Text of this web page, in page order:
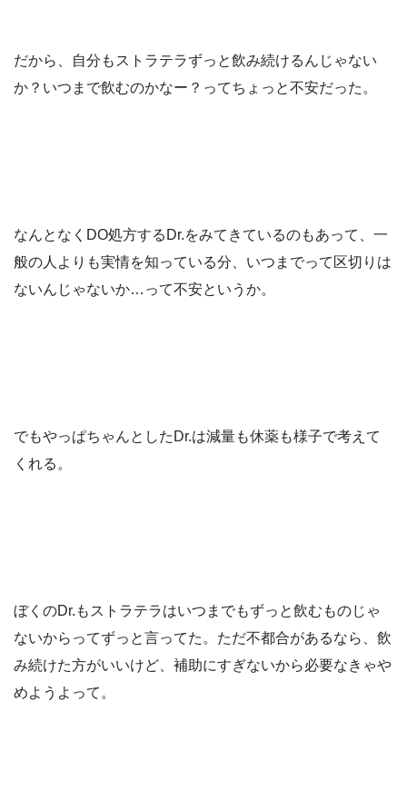
だから、自分もストラテラずっと飲み続けるんじゃない
か？いつまで飲むのかなー？ってちょっと不安だった。
なんとなくDO処方するDr.をみてきているのもあって、一
般の人よりも実情を知っている分、いつまでって区切りは
ないんじゃないか…って不安というか。
でもやっぱちゃんとしたDr.は減量も休薬も様子で考えて
くれる。
ぼくのDr.もストラテラはいつまでもずっと飲むものじゃ
ないからってずっと言ってた。ただ不都合があるなら、飲
み続けた方がいいけど、補助にすぎないから必要なきゃや
めようよって。